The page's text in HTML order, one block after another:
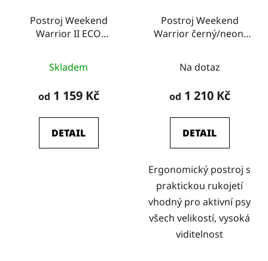
Postroj Weekend
Warrior II ECO
Skladem
od 1 159 Kč
DETAIL
Postroj Weekend
Warrior černý/neon,
Na dotaz
od 1 210 Kč
DETAIL
Ergonomický postroj s
praktickou rukojetí
vhodný pro aktivní psy
všech velikostí, vysoká
viditelnost